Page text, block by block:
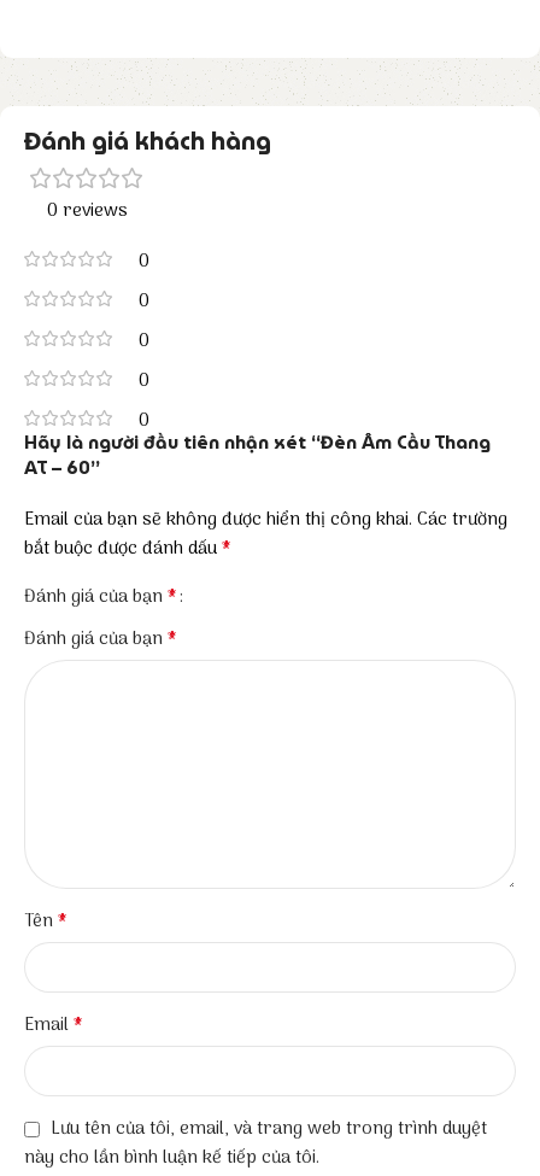
Đánh giá khách hàng
0 reviews
0
0
0
0
0
Hãy là người đầu tiên nhận xét “Đèn Âm Cầu Thang
AT – 60”
Email của bạn sẽ không được hiển thị công khai. Các trường
bắt buộc được đánh dấu*
Đánh giá của bạn*
Đánh giá của bạn*
Tên*
Email*
Lưu tên của tôi, email, và trang web trong trình duyệt
này cho lần bình luận kế tiếp của tôi.